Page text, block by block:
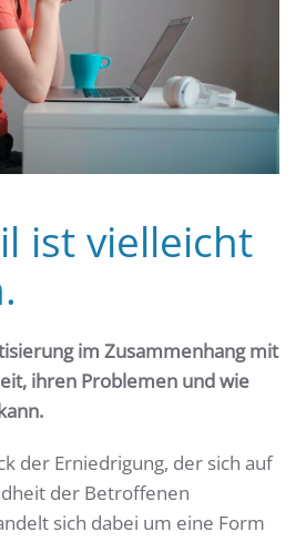
ist vielleicht
im Zusammenhang mit
ihren Problemen und wie
der Erniedrigung, der sich auf
der Betroffenen
sich dabei um eine Form